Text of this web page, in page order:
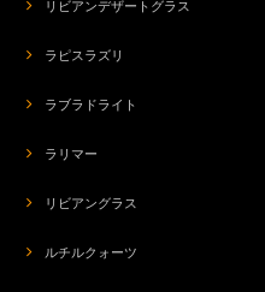
リビアンデザートグラス
ラピスラズリ
ラブラドライト
ラリマー
リビアングラス
ルチルクォーツ